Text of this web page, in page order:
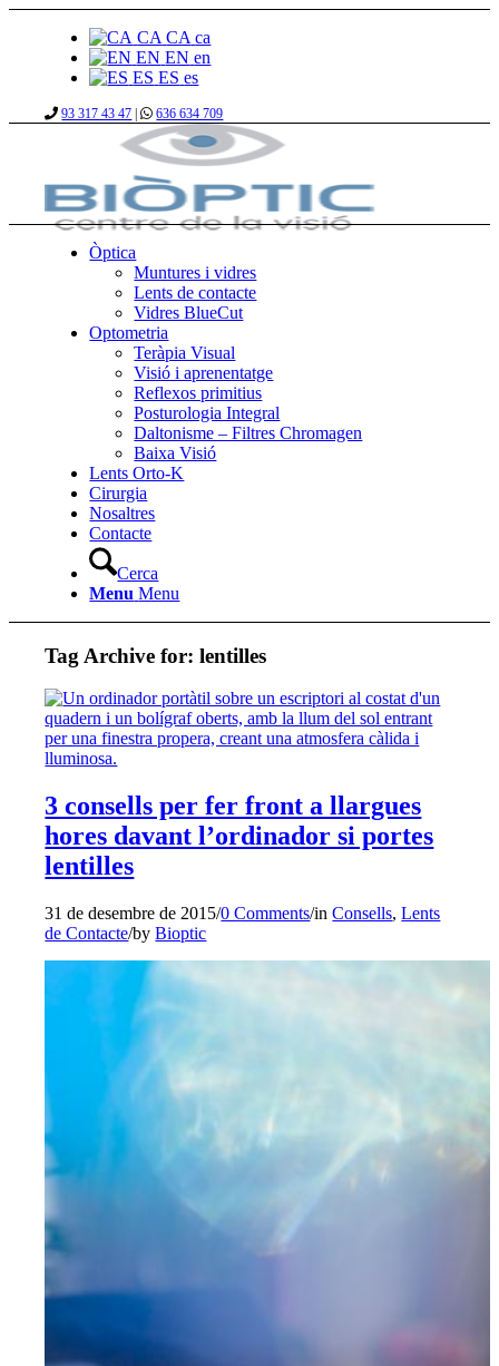
CA CA ca
EN EN en
ES ES es
93 317 43 47 | 636 634 709
Òptica
Muntures i vidres
Lents de contacte
Vidres BlueCut
Optometria
Teràpia Visual
Visió i aprenentatge
Reflexos primitius
Posturologia Integral
Daltonisme – Filtres Chromagen
Baixa Visió
Lents Orto-K
Cirurgia
Nosaltres
Contacte
Cerca
Menu Menu
Tag Archive for:lentilles
3 consells per fer front a llargues
hores davant l’ordinador si portes
lentilles
31 de desembre de 2015/0 Comments/inConsells,Lents
de Contacte/byBioptic